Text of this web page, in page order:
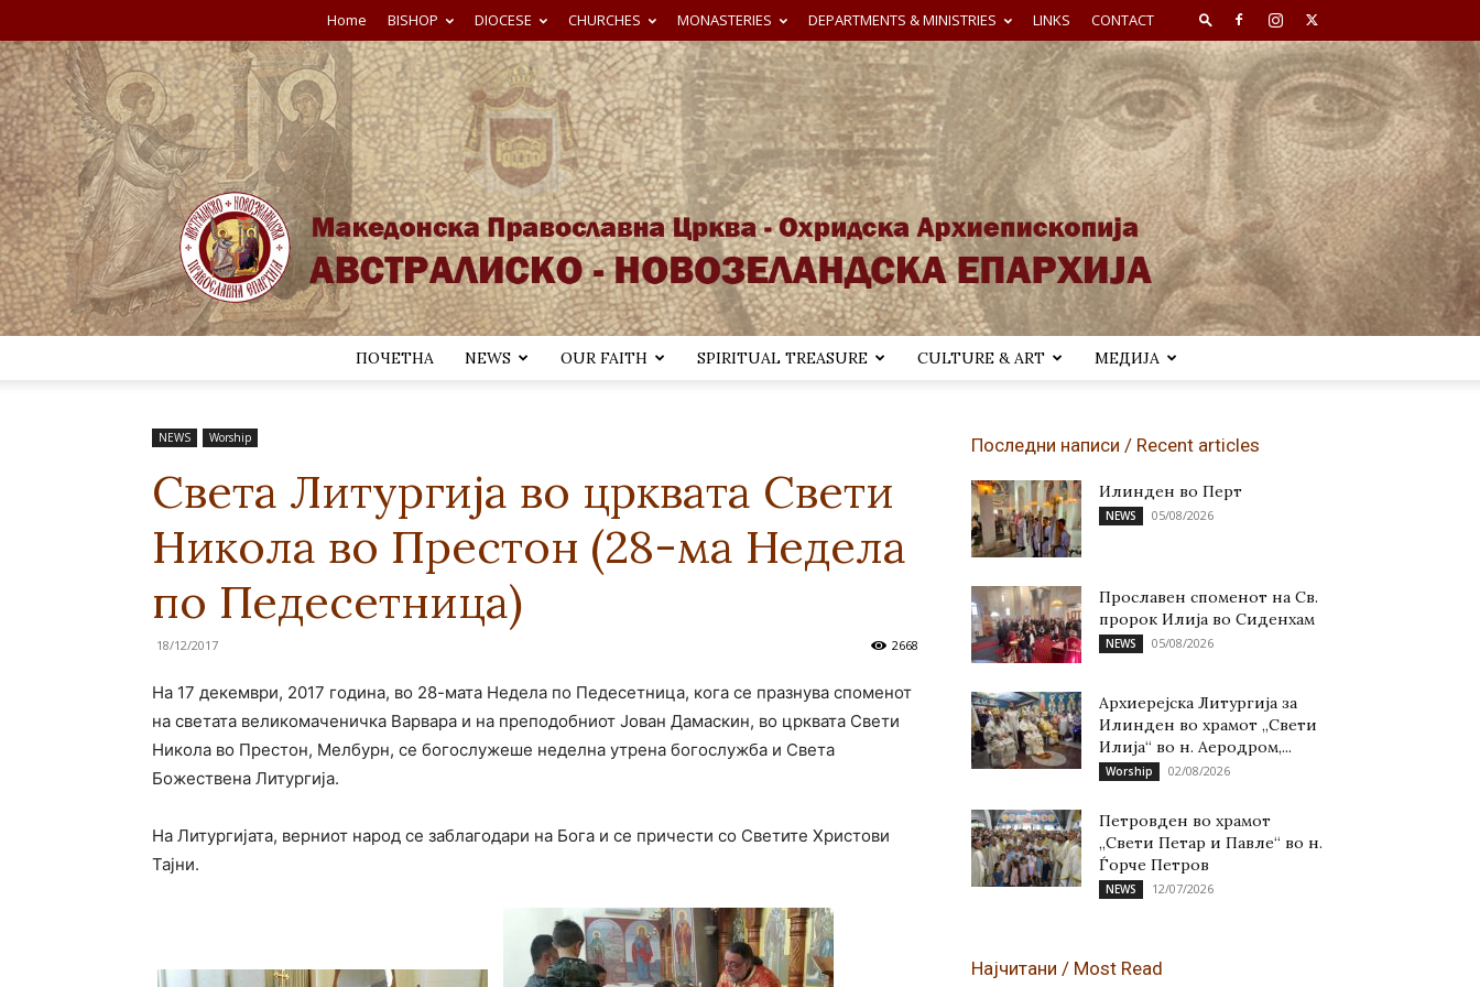
Home BISHOP DIOCESE CHURCHES MONASTERIES DEPARTMENTS & MINISTRIES LINKS CONTACT
новозеландска
Епархија
ПОЧЕТНА NEWS OUR FAITH SPIRITUAL TREASURE CULTURE & ART МЕДИЈА
NEWS Worship
Света Литургија во црквата Свети
Никола во Престон (28-ма Недела
по Педесетница)
18/12/2017 2668
На 17 декември, 2017 година, во 28-мата Недела по Педесетница, кога се празнува споменот
на светата великомаченичка Варвара и на преподобниот Јован Дамаскин, во црквата Свети
Никола во Престон, Мелбурн, се богослужеше неделна утрена богослужба и Света
Божествена Литургија.
На Литургијата, верниот народ се заблагодари на Бога и се причести со Светите Христови
Тајни.
Последни написи / Recent articles
Илинден во Перт
NEWS 05/08/2026
Прославен споменот на Св.
пророк Илија во Сиденхам
NEWS 05/08/2026
Архиерејска Литургија за
Илинден во храмот „Свети
Илија“ во н. Аеродром,...
Worship 02/08/2026
Петровден во храмот
„Свети Петар и Павле“ во н.
Ѓорче Петров
NEWS 12/07/2026
Најчитани / Most Read